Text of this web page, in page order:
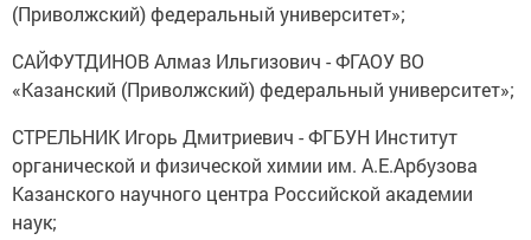
(Приволжский) федеральный университет»;
САЙФУТДИНОВ Алмаз Ильгизович - ФГАОУ ВО
«Казанский (Приволжский) федеральный университет»;
СТРЕЛЬНИК Игорь Дмитриевич - ФГБУН Институт
органической и физической химии им. А.Е.Арбузова
Казанского научного центра Российской академии
наук;